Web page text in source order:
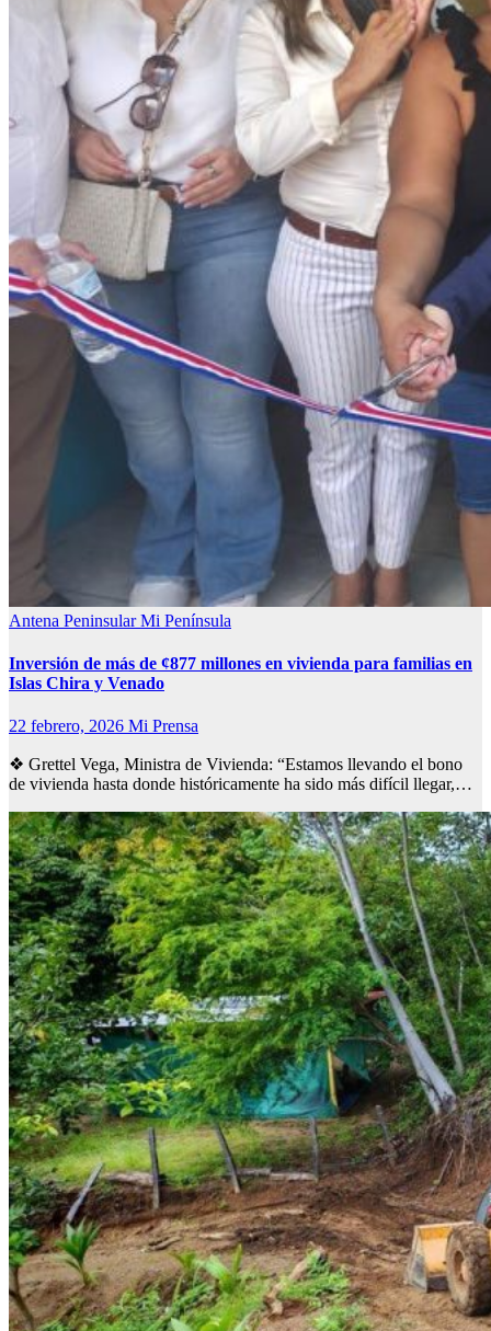
Antena PeninsularMi Península
Inversión de más de ¢877 millones en vivienda para familias en
Islas Chira y Venado
22 febrero, 2026 Mi Prensa
❖ Grettel Vega, Ministra de Vivienda: “Estamos llevando el bono
de vivienda hasta donde históricamente ha sido más difícil llegar,…